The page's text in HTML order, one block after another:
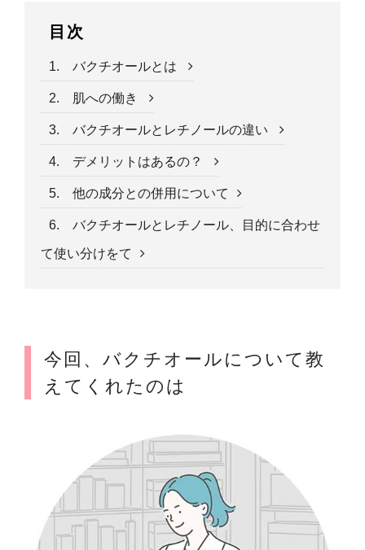
目次
1. バクチオールとは
2. 肌への働き
3. バクチオールとレチノールの違い
4. デメリットはあるの？
5. 他の成分との併用について
6. バクチオールとレチノール、目的に合わせ
て使い分けをて
今回、バクチオールについて教
えてくれたのは